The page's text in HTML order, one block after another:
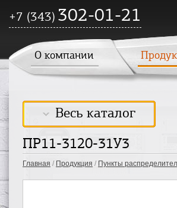
+7 (343) 302-01-21
О компании
Весь каталог
ПР11-3120-31У3
Главная / Продукция / Пункты